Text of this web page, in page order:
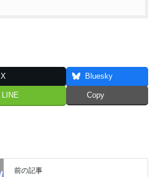
X Bluesky
LINE Copy
前の記事